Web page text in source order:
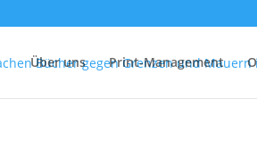
Über uns Print-Management